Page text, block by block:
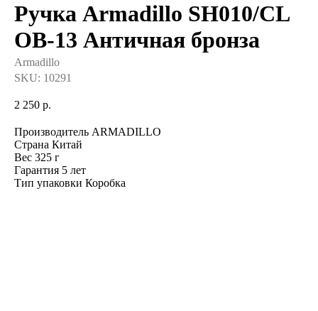
Ручка Armadillo SH010/CL
OB-13 Античная бронза
Armadillo
SKU: 10291
2 250 р.
Производитель ARMADILLO
Страна Китай
Вес 325 г
Гарантия 5 лет
Тип упаковки Коробка